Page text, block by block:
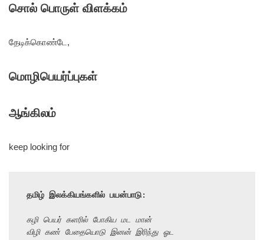
சொல் பொருள் விளக்கம்
தேடிக்கொண்டே,
மொழிபெயர்ப்புகள்
ஆங்கிலம்
keep looking for
தமிழ் இலக்கியங்களில் பயன்பாடு:
கழி பெயர் களரில் போகிய மட மான்
விழி கண் பேதையொடு இனன் இரிந்து ஓட